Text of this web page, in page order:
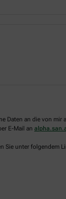
Daten an die von mir
E-Mail an
Sie unter folgendem